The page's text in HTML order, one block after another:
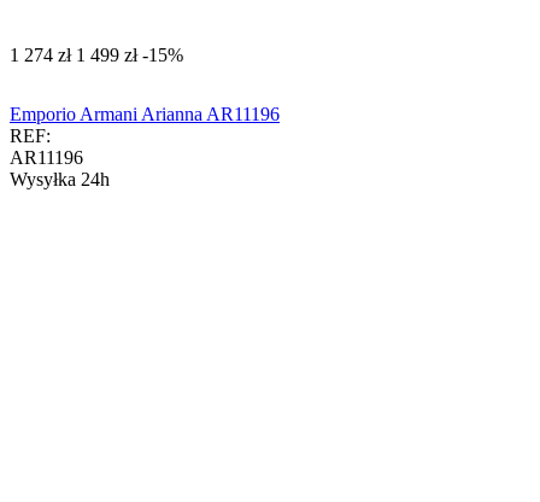
‍1 274‍ zł ‍1 499‍ zł -15%
Emporio Armani Arianna AR11196
REF:
AR11196
Wysyłka 24h